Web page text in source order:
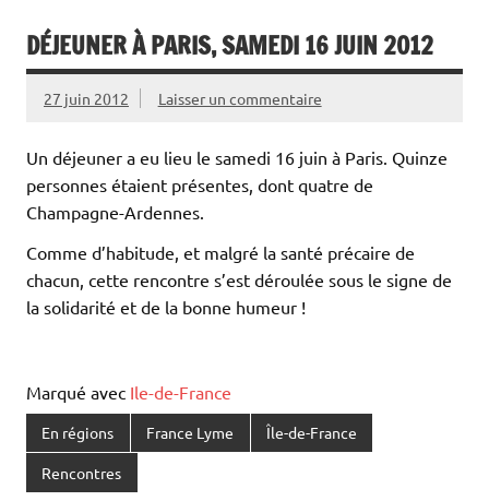
DÉJEUNER À PARIS, SAMEDI 16 JUIN 2012
27 juin 2012 Laisser un commentaire
Un déjeuner a eu lieu le samedi 16 juin à Paris. Quinze
personnes étaient présentes, dont quatre de
Champagne-Ardennes.
Comme d’habitude, et malgré la santé précaire de
chacun, cette rencontre s’est déroulée sous le signe de
la solidarité et de la bonne humeur !
Marqué avec Ile-de-France
En régions France Lyme Île-de-France
Rencontres